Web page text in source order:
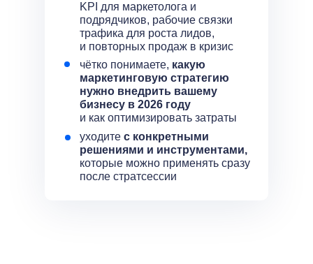
уходите с конкретными
решениями и инструментами,
которые можно применять сразу
после стратсессии
KPI для маркетолога и
подрядчиков, рабочие связки
трафика для роста лидов,
и повторных продаж в кризис
чётко понимаете, какую
маркетинговую стратегию
нужно внедрить вашему
бизнесу в 2026 году
и как оптимизировать затраты